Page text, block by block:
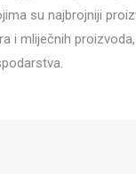
su najbrojniji
i mliječnih